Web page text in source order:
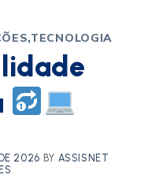
,TECNOLOGIA
2026 BY ASSISNET